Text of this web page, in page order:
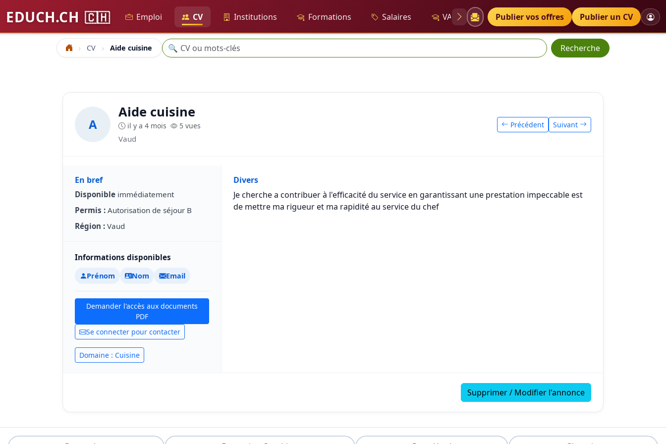
EDUCH.CH 🇨🇭 Emploi CV Institutions Formations Salaires VAE Diplômes Petites annonces
Publier vos offres Publier un CV
Accueil CV Aide cuisine Recherche
🔍 Recherche
A
Aide cuisine
il y a 4 mois 5 vues
Vaud
Précédent Suivant
En bref
Disponible immédiatement
Permis : Autorisation de séjour B
Région : Vaud
Informations disponibles
Prénom Nom Email
Demander l'accès aux documents
PDF
Se connecter pour contacter
Domaine : Cuisine
Divers
Je cherche a contribuer à l'efficacité du service en garantissant une prestation impeccable est
de mettre ma rigueur et ma rapidité au service du chef
Supprimer / Modifier l'annonce